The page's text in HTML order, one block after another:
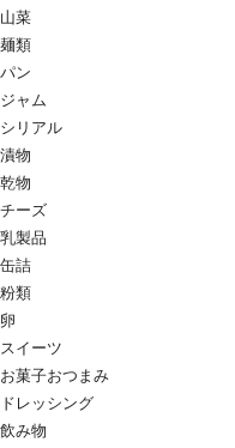
山菜
麺類
パン
ジャム
シリアル
漬物
乾物
チーズ
乳製品
缶詰
粉類
卵
スイーツ
お菓子おつまみ
ドレッシング
飲み物